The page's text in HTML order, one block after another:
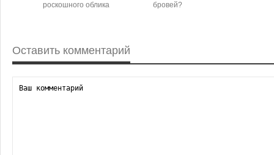
роскошного облика
бровей?
Оставить комментарий